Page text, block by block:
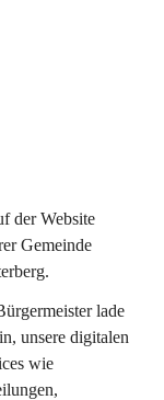
der Website
Gemeinde
lade
unsere digitalen
wie